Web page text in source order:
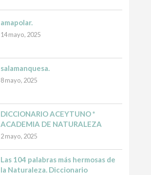
amapolar.
14 mayo, 2025
salamanquesa.
8 mayo, 2025
DICCIONARIO ACEYTUNO *
ACADEMIA DE NATURALEZA
2 mayo, 2025
Las 104 palabras más hermosas de
la Naturaleza. Diccionario